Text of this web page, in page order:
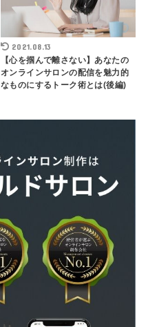
2021.08.13
【心を掴んで離さない】あなたの
オンラインサロンの配信を魅力的
なものにするトーク術とは(後編)